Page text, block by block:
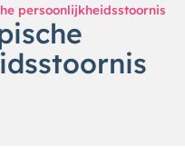
persoonlijkheidsstoornis